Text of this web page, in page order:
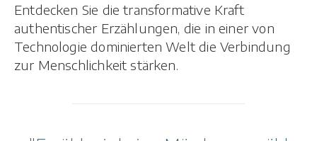
Entdecken Sie die transformative Kraft
authentischer Erzählungen, die in einer von
Technologie dominierten Welt die Verbindung
zur Menschlichkeit stärken.